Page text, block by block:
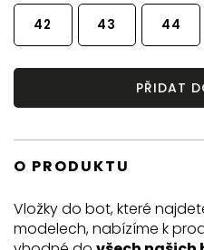
42 43 44
PŘIDAT
O PRODUKTU
Vložky do bot, které
modelech, nabízíme k